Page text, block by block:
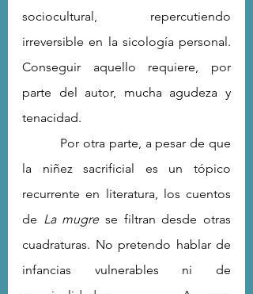
sociocultural, repercutiendo
irreversible en la sicología personal.
Conseguir aquello requiere, por
parte del autor, mucha agudeza y
tenacidad.
la niñez sacrificial es un tópico
recurrente en literatura, los cuentos
de La mugre se filtran desde otras
cuadraturas. No pretendo hablar de
infancias vulnerables ni de